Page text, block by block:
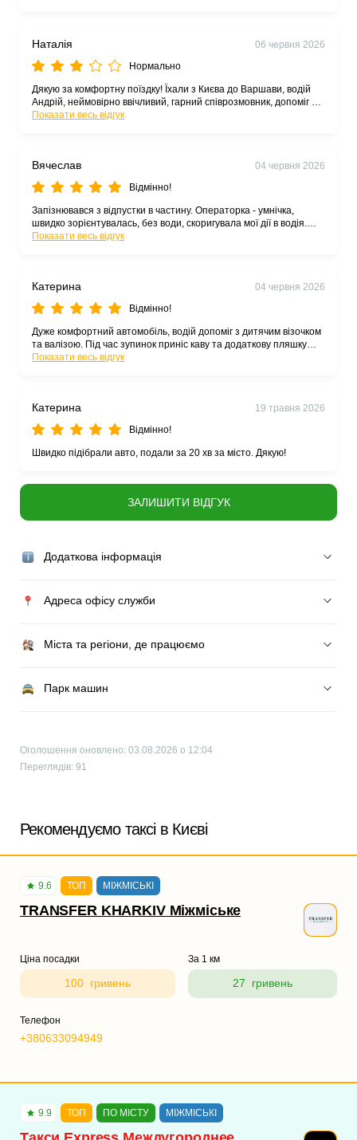
Наталія
06 червня 2026
Нормально
Дякую за комфортну поїздку! Їхали з Києва до Варшави, водій
Андрій, неймовірно ввічливий, гарний співрозмовник, допоміг з
багажем. Рекомендую!
Показати весь відгук
Вячеслав
04 червня 2026
Відмінно!
Запізнювався з відпустки в частину. Операторка - умнічка,
швидко зорієнтувалась, без води, скоригувала мої дії в водія.
Водій - красавчік, 500км за 4:40 з зупинкою на дозаправку)
Показати весь відгук
Катерина
04 червня 2026
Відмінно!
Дуже комфортний автомобіль, водій допоміг з дитячим візочком
та валізою. Під час зупинок приніс каву та додаткову пляшку
води. Запропонував погратися з малюком, щоб я могла сходити
Показати весь відгук
Катерина
19 травня 2026
Відмінно!
Швидко підібрали авто, подали за 20 хв за місто. Дякую!
ЗАЛИШИТИ ВІДГУК
Додаткова інформація
Адреса офісу служби
Міста та регіони, де працюємо
Парк машин
Оголошення оновлено: 03.08.2026 о 12:04
Переглядів: 91
Рекомендуємо таксі в Києві
9.6 ТОП МІЖМІСЬКІ
TRANSFER KHARKIV Міжміське
Ціна посадки
100 гривень
За 1 км
27 гривень
Телефон
+380633094949
9.9 ТОП ПО МІСТУ МІЖМІСЬКІ